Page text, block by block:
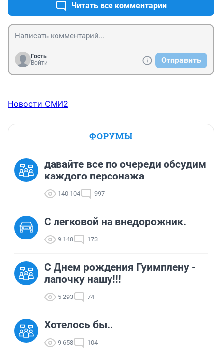
Читать все комментарии
Гость
Войти
Отправить
Новости СМИ2
ФОРУМЫ
давайте все по очереди обсудим
каждого персонажа
140 104 997
C легковой на внедорожник.
9 148 173
С Днем рождения Гуимплену -
лапочку нашу!!!
5 293 74
Хотелось бы..
9 658 104